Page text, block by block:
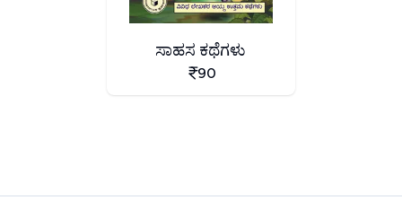
ಸಾಹಸ ಕಥೆಗಳು
90